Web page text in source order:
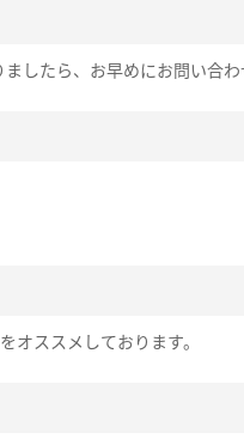
したら、お早めにお問い合わ
ススメしております。